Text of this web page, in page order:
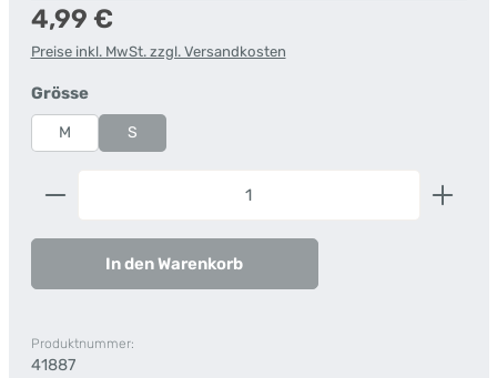
Regulärer Preis:
4,99 €
Preise inkl. MwSt. zzgl. Versandkosten
Grösseauswählen
M S
Produkt Anzahl: Gib den gewünschten Wert ein
In den Warenkorb
Produktnummer:
41887